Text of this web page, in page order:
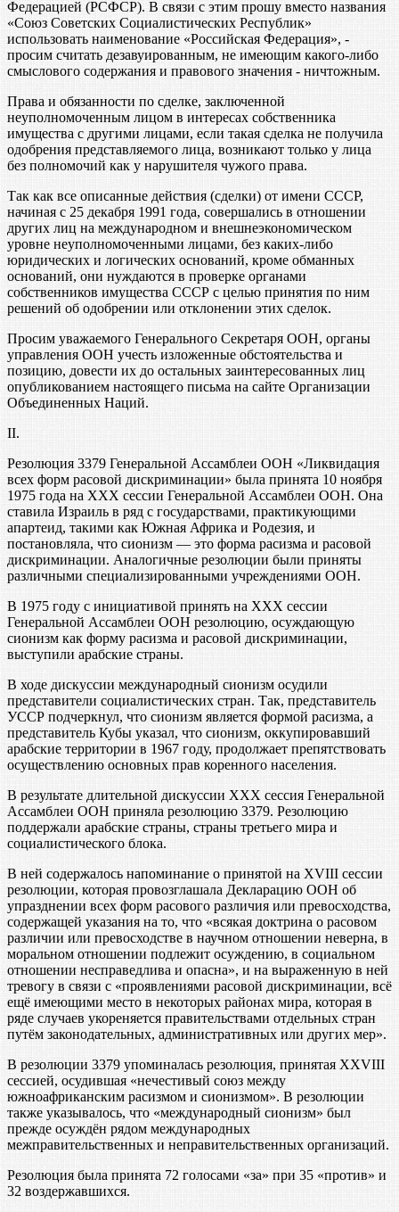
Федерацией (РСФСР). В связи с этим прошу вместо названия
«Союз Советских Социалистических Республик»
использовать наименование «Российская Федерация», -
просим считать дезавуированным, не имеющим какого-либо
смыслового содержания и правового значения - ничтожным.
Права и обязанности по сделке, заключенной
неуполномоченным лицом в интересах собственника
имущества с другими лицами, если такая сделка не получила
одобрения представляемого лица, возникают только у лица
без полномочий как у нарушителя чужого права.
Так как все описанные действия (сделки) от имени СССР,
начиная с 25 декабря 1991 года, совершались в отношении
других лиц на международном и внешнеэкономическом
уровне неуполномоченными лицами, без каких-либо
юридических и логических оснований, кроме обманных
оснований, они нуждаются в проверке органами
собственников имущества СССР с целью принятия по ним
решений об одобрении или отклонении этих сделок.
Просим уважаемого Генерального Секретаря ООН, органы
управления ООН учесть изложенные обстоятельства и
позицию, довести их до остальных заинтересованных лиц
опубликованием настоящего письма на сайте Организации
Объединенных Наций.
II.
Резолюция 3379 Генеральной Ассамблеи ООН «Ликвидация
всех форм расовой дискриминации» была принята 10 ноября
1975 года на XXX сессии Генеральной Ассамблеи ООН. Она
ставила Израиль в ряд с государствами, практикующими
апартеид, такими как Южная Африка и Родезия, и
постановляла, что сионизм — это форма расизма и расовой
дискриминации. Аналогичные резолюции были приняты
различными специализированными учреждениями ООН.
В 1975 году с инициативой принять на XXX сессии
Генеральной Ассамблеи ООН резолюцию, осуждающую
сионизм как форму расизма и расовой дискриминации,
выступили арабские страны.
В ходе дискуссии международный сионизм осудили
представители социалистических стран. Так, представитель
УССР подчеркнул, что сионизм является формой расизма, а
представитель Кубы указал, что сионизм, оккупировавший
арабские территории в 1967 году, продолжает препятствовать
осуществлению основных прав коренного населения.
В результате длительной дискуссии XXX сессия Генеральной
Ассамблеи ООН приняла резолюцию 3379. Резолюцию
поддержали арабские страны, страны третьего мира и
социалистического блока.
В ней содержалось напоминание о принятой на XVIII сессии
резолюции, которая провозглашала Декларацию ООН об
упразднении всех форм расового различия или превосходства,
содержащей указания на то, что «всякая доктрина о расовом
различии или превосходстве в научном отношении неверна, в
моральном отношении подлежит осуждению, в социальном
отношении несправедлива и опасна», и на выраженную в ней
тревогу в связи с «проявлениями расовой дискриминации, всё
ещё имеющими место в некоторых районах мира, которая в
ряде случаев укореняется правительствами отдельных стран
путём законодательных, административных или других мер».
В резолюции 3379 упоминалась резолюция, принятая XXVIII
сессией, осудившая «нечестивый союз между
южноафриканским расизмом и сионизмом». В резолюции
также указывалось, что «международный сионизм» был
прежде осуждён рядом международных
межправительственных и неправительственных организаций.
Резолюция была принята 72 голосами «за» при 35 «против» и
32 воздержавшихся.